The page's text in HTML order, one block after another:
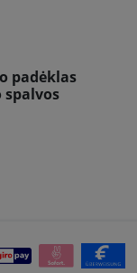
padėklas